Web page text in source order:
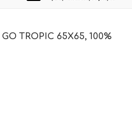
TROPIC 65X65, 100%